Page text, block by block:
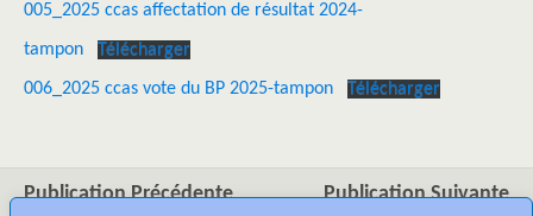
005_2025 ccas affectation de résultat 2024-
tampon Télécharger
006_2025 ccas vote du BP 2025-tampon Télécharger
Publication Précédente
Publication Suivante